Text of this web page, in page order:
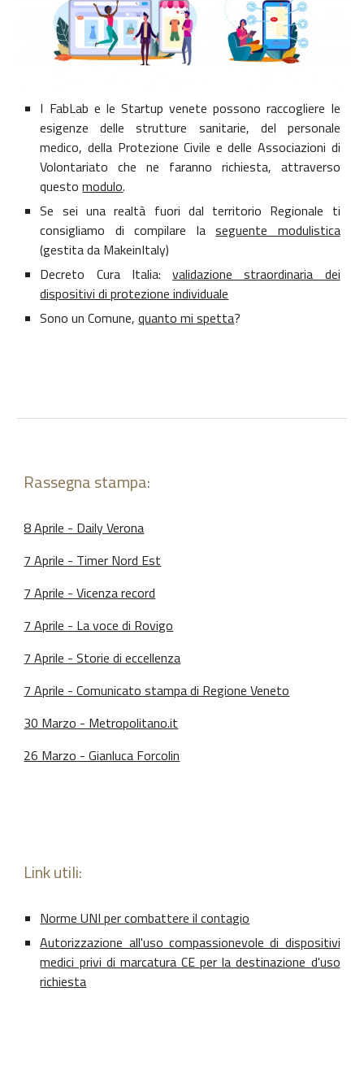
I FabLab e le Startup venete possono raccogliere le
esigenze delle strutture sanitarie, del personale
medico, della Protezione Civile e delle Associazioni di
Volontariato che ne faranno richiesta, attraverso
questomodulo.
Se sei una realtà fuori dal territorio Regionale ti
consigliamo di compilare laseguente modulistica
(gestita da MakeinItaly)
Decreto Cura Italia:validazione straordinaria dei
dispositivi di protezione individuale
Sono un Comune,quanto mi spetta?
Rassegna stampa:
8 Aprile - Daily Verona
7 Aprile - Timer Nord Est
7 Aprile - Vicenza record
7 Aprile - La voce di Rovigo
7 Aprile - Storie di eccellenza
7 Aprile - Comunicato stampa di Regione Veneto
30 Marzo - Metropolitano.it
26 Marzo - Gianluca Forcolin
Link utili:
Norme UNI per combattere il contagio
Autorizzazione all'uso compassionevole di dispositivi
medici privi di marcatura CE per la destinazione d'uso
richiesta